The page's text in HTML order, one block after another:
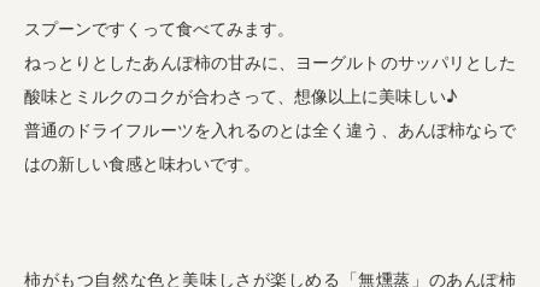
スプーンですくって食べてみます。
ねっとりとしたあんぽ柿の甘みに、ヨーグルトのサッパリとした
酸味とミルクのコクが合わさって、想像以上に美味しい♪
普通のドライフルーツを入れるのとは全く違う、あんぽ柿ならで
はの新しい食感と味わいです。
柿がもつ自然な色と美味しさが楽しめる「無燻蒸」のあんぽ柿